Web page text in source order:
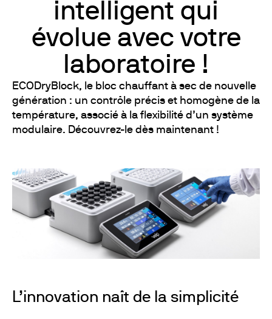
intelligent qui
évolue avec votre
laboratoire !
ECODryBlock, le bloc chauffant à sec de nouvelle
génération : un contrôle précis et homogène de la
température, associé à la flexibilité d’un système
modulaire. Découvrez-le dès maintenant !
L’innovation naît de la simplicité